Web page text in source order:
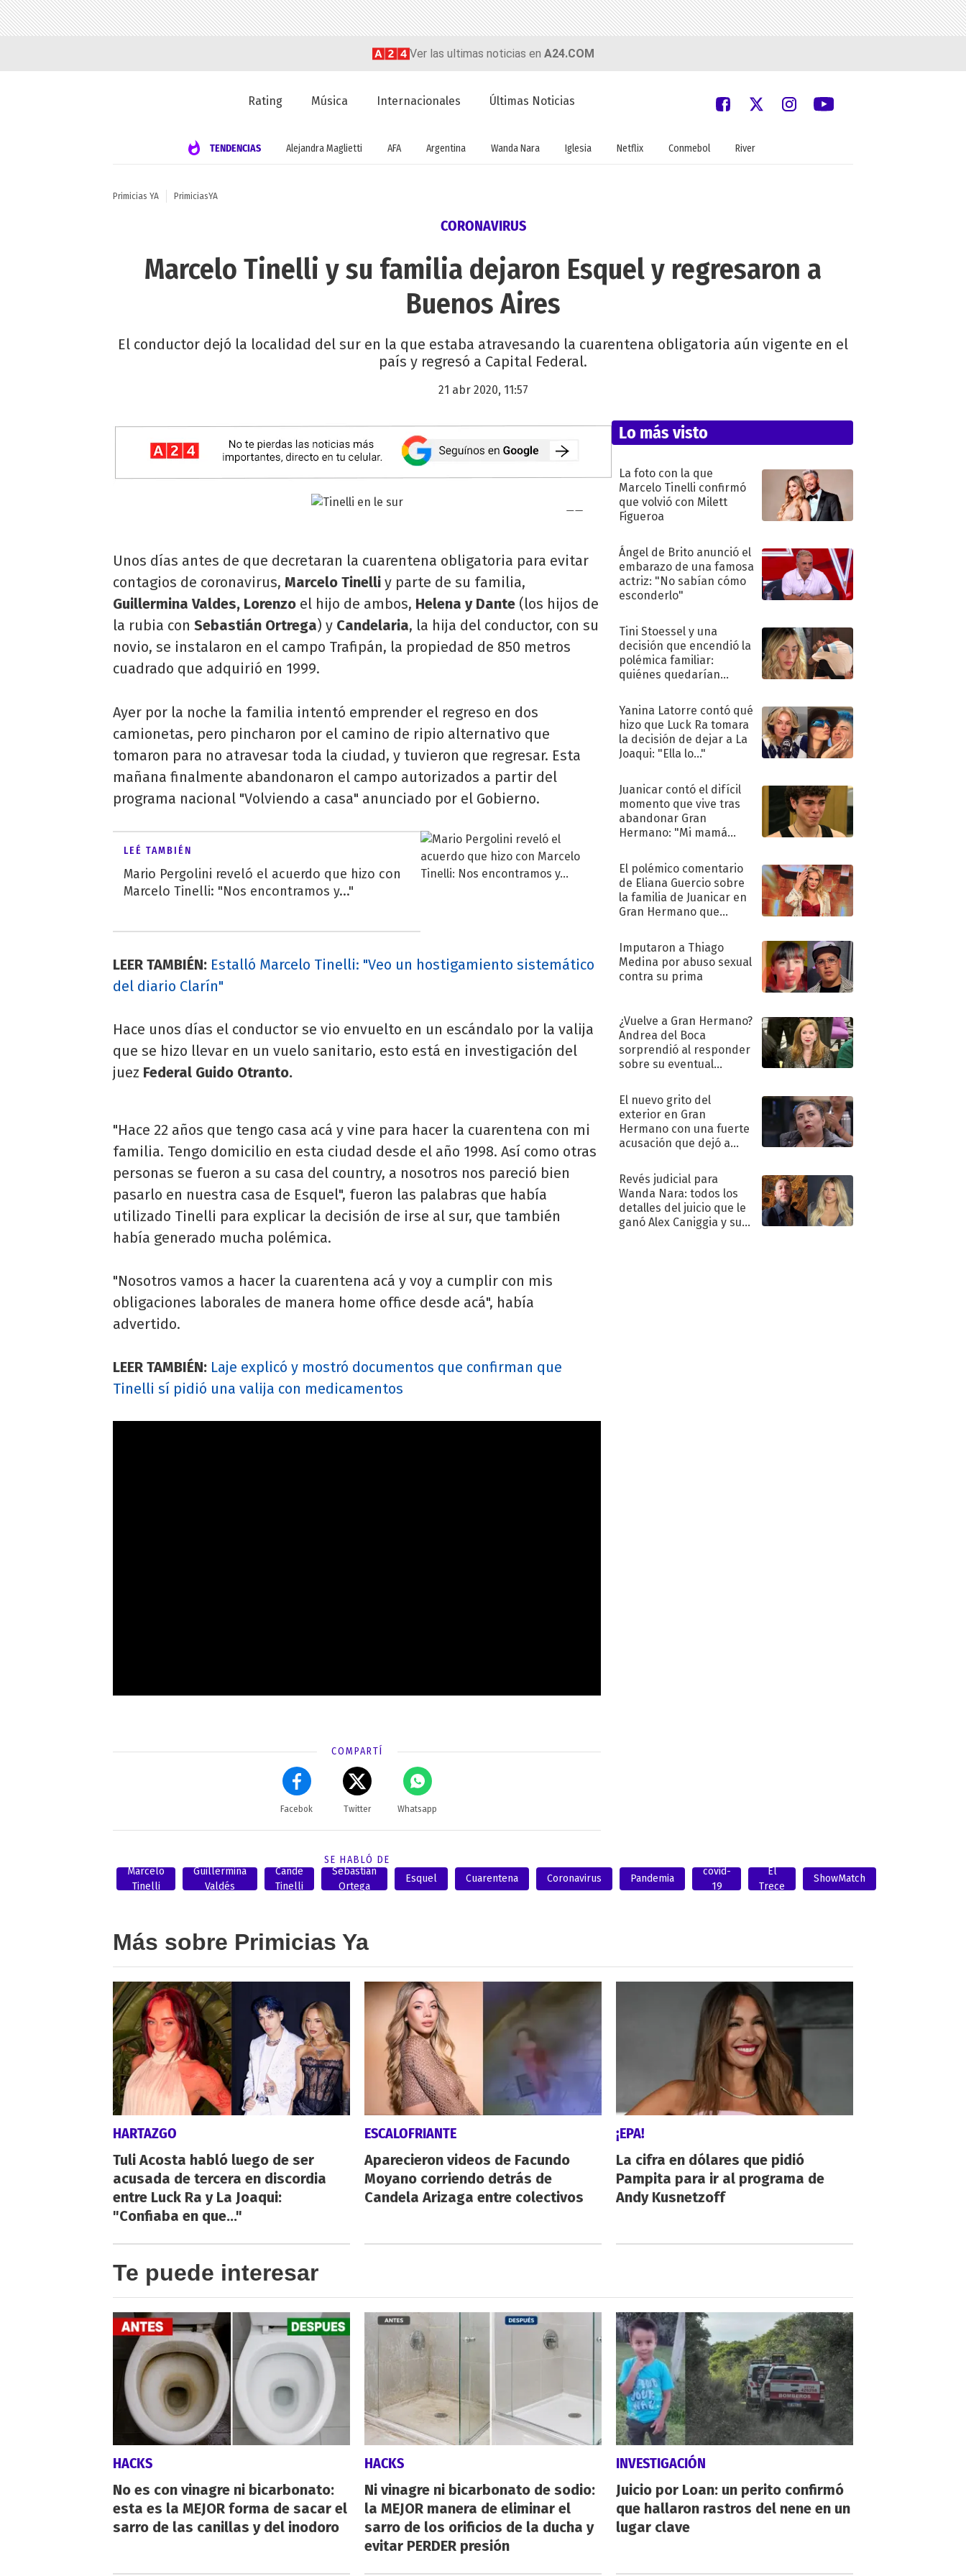
Ver las ultimas noticias en A24.COM
Rating Música Internacionales Últimas Noticias
TENDENCIAS Alejandra Maglietti AFA Argentina Wanda Nara Iglesia Netflix Conmebol River
Primicias YA PrimiciasYA
CORONAVIRUS
Marcelo Tinelli y su familia dejaron Esquel y regresaron a
Buenos Aires
El conductor dejó la localidad del sur en la que estaba atravesando la cuarentena obligatoria aún vigente en el
país y regresó a Capital Federal.
21 abr 2020, 11:57
Unos días antes de que decretaran la cuarentena obligatoria para evitar
contagios de coronavirus, Marcelo Tinelli y parte de su familia,
Guillermina Valdes, Lorenzo el hijo de ambos, Helena y Dante (los hijos de
la rubia con Sebastián Ortrega) y Candelaria, la hija del conductor, con su
novio, se instalaron en el campo Trafipán, la propiedad de 850 metros
cuadrado que adquirió en 1999.
Ayer por la noche la familia intentó emprender el regreso en dos
camionetas, pero pincharon por el camino de ripio alternativo que
tomaron para no atravesar toda la ciudad, y tuvieron que regresar. Esta
mañana finalmente abandonaron el campo autorizados a partir del
programa nacional "Volviendo a casa" anunciado por el Gobierno.
LEÉ TAMBIÉN
Mario Pergolini reveló el acuerdo que hizo con
Marcelo Tinelli: "Nos encontramos y..."
LEER TAMBIÉN: Estalló Marcelo Tinelli: "Veo un hostigamiento sistemático
del diario Clarín"
Hace unos días el conductor se vio envuelto en un escándalo por la valija
que se hizo llevar en un vuelo sanitario, esto está en investigación del
juez Federal Guido Otranto.
"Hace 22 años que tengo casa acá y vine para hacer la cuarentena con mi
familia. Tengo domicilio en esta ciudad desde el año 1998. Así como otras
personas se fueron a su casa del country, a nosotros nos pareció bien
pasarlo en nuestra casa de Esquel", fueron las palabras que había
utilizado Tinelli para explicar la decisión de irse al sur, que también
había generado mucha polémica.
"Nosotros vamos a hacer la cuarentena acá y voy a cumplir con mis
obligaciones laborales de manera home office desde acá", había
advertido.
LEER TAMBIÉN: Laje explicó y mostró documentos que confirman que
Tinelli sí pidió una valija con medicamentos
COMPARTÍ
Facebok Twitter Whatsapp
SE HABLÓ DE
Marcelo
Tinelli
Guillermina
Valdés
Cande
Tinelli
Sebastián
Ortega
Esquel Cuarentena Coronavirus Pandemia
covid-
19
El
Trece
ShowMatch
Lo más visto
La foto con la que
Marcelo Tinelli confirmó
que volvió con Milett
Figueroa
Ángel de Brito anunció el
embarazo de una famosa
actriz: "No sabían cómo
esconderlo"
Tini Stoessel y una
decisión que encendió la
polémica familiar:
quiénes quedarían
Yanina Latorre contó qué
hizo que Luck Ra tomara
la decisión de dejar a La
Joaqui: "Ella lo..."
Juanicar contó el difícil
momento que vive tras
abandonar Gran
Hermano: "Mi mamá
El polémico comentario
de Eliana Guercio sobre
la familia de Juanicar en
Gran Hermano que
Imputaron a Thiago
Medina por abuso sexual
contra su prima
¿Vuelve a Gran Hermano?
Andrea del Boca
sorprendió al responder
sobre su eventual
El nuevo grito del
exterior en Gran
Hermano con una fuerte
acusación que dejó a
"Traidora"
Revés judicial para
Wanda Nara: todos los
detalles del juicio que le
ganó Alex Caniggia y sus
Más sobre Primicias Ya
HARTAZGO
Tuli Acosta habló luego de ser
acusada de tercera en discordia
entre Luck Ra y La Joaqui:
"Confiaba en que..."
ESCALOFRIANTE
Aparecieron videos de Facundo
Moyano corriendo detrás de
Candela Arizaga entre colectivos
¡EPA!
La cifra en dólares que pidió
Pampita para ir al programa de
Andy Kusnetzoff
Te puede interesar
HACKS
No es con vinagre ni bicarbonato:
esta es la MEJOR forma de sacar el
sarro de las canillas y del inodoro
HACKS
Ni vinagre ni bicarbonato de sodio:
la MEJOR manera de eliminar el
sarro de los orificios de la ducha y
evitar PERDER presión
INVESTIGACIÓN
Juicio por Loan: un perito confirmó
que hallaron rastros del nene en un
lugar clave